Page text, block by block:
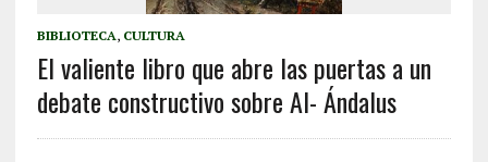
BIBLIOTECA, CULTURA
El valiente libro que abre las puertas a un
debate constructivo sobre Al- Ándalus